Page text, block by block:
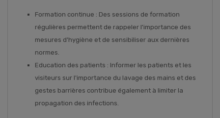
Formation continue : Des sessions de formation
régulières permettent de rappeler l'importance des
mesures d'hygiène et de sensibiliser aux dernières
normes.
Education des patients : Informer les patients et les
visiteurs sur l'importance du lavage des mains et des
gestes barrières contribue également à limiter la
propagation des infections.